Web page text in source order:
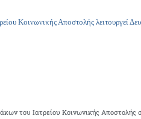
Κοινωνικής Αποστολής λειτουργεί